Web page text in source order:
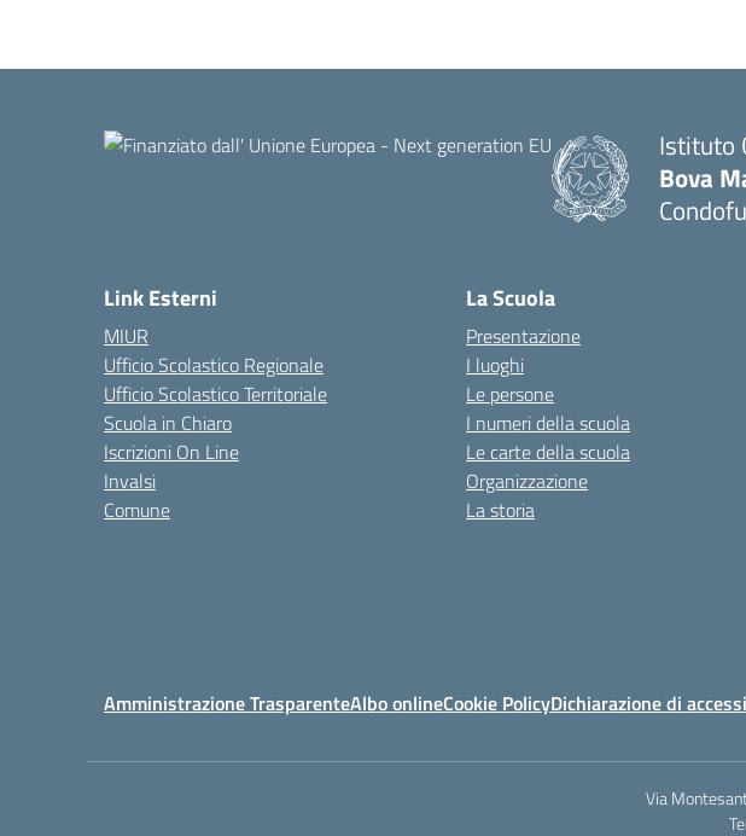
Istituto
Bova
Link Esterni
MIUR
Ufficio Scolastico Regionale
Ufficio Scolastico Territoriale
Scuola in Chiaro
Iscrizioni On Line
Invalsi
Comune
La Scuola
Presentazione
I luoghi
Le persone
I numeri della scuola
Le carte della scuola
Organizzazione
La storia
Amministrazione TrasparenteAlbo onlineCookie PolicyDichiarazione di
Via